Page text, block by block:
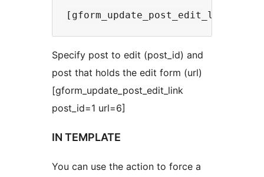
Specify post to edit (post_id) and
post that holds the edit form (url)
[gform_update_post_edit_link
post_id=1 url=6]
IN TEMPLATE
You can use the action to force a